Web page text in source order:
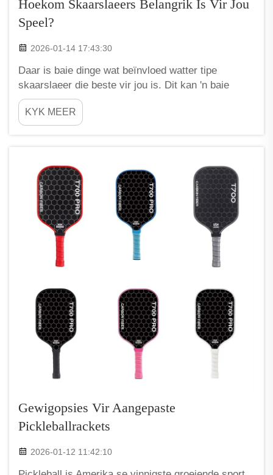
Hoekom Skaarslaeers Belangrik Is Vir Jou
Speel?
2026-01-14 17:43:30
Daar is baie dinge wat beïnvloed watter tipe
skaarslaeer die beste vir jou is. Dit kan 'n baie
persoonlike keuse wees. Een noodsaaklike element
is egter die materiaal van die laeer. Skaarslaeers
wat van verskillende materiale gemaak is, kan jou
KYK MEER
Gewigopsies Vir Aangepaste
Pickleballrackets
2026-01-12 11:42:10